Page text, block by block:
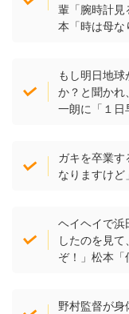
輩「腕時計見
本「時は母な
もし明日地
か？と聞かれ
一朗に「１日
ガキを卒業す
なりますけど」
ヘイヘイで浜
したのを見
ぞ！」松本「
野村監督が身